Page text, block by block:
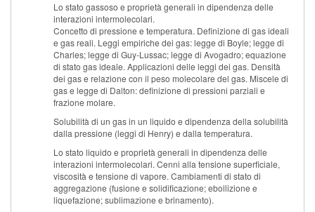
Lo stato gassoso e proprietà generali in dipendenza delle
interazioni intermolecolari.
Concetto di pressione e temperatura. Definizione di gas ideali
e gas reali. Leggi empiriche dei gas: legge di Boyle; legge di
Charles; legge di Guy-Lussac; legge di Avogadro; equazione
di stato gas ideale. Applicazioni delle leggi dei gas. Densità
dei gas e relazione con il peso molecolare del gas. Miscele di
gas e legge di Dalton: definizione di pressioni parziali e
frazione molare.
Solubilità di un gas in un liquido e dipendenza della solubilità
dalla pressione (leggi di Henry) e dalla temperatura.
Lo stato liquido e proprietà generali in dipendenza delle
interazioni intermolecolari. Cenni alla tensione superficiale,
viscosità e tensione di vapore. Cambiamenti di stato di
aggregazione (fusione e solidificazione; ebollizione e
liquefazione; sublimazione e brinamento).